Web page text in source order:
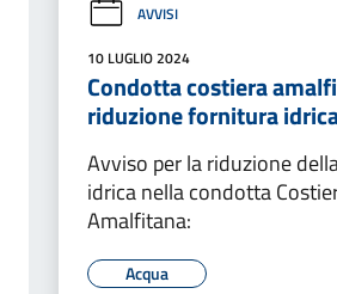
AVVISI
10 LUGLIO 2024
Condotta costiera
riduzione fornitura
Avviso per la riduzione
idrica nella condotta
Amalfitana:
Acqua